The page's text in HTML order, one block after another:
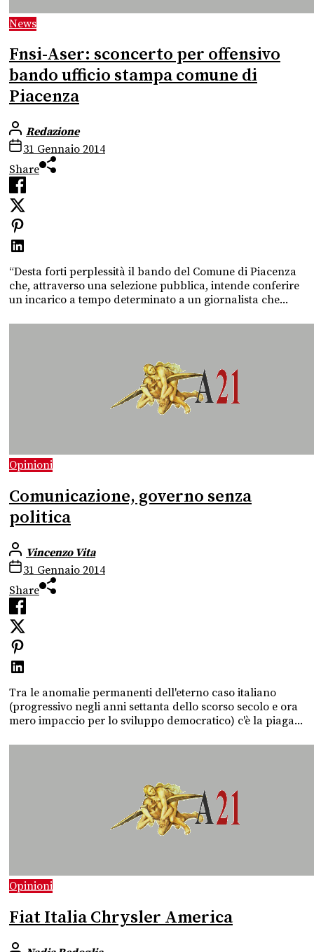
News
Fnsi-Aser: sconcerto per offensivo
bando ufficio stampa comune di
Piacenza
Redazione
31 Gennaio 2014
Share
“Desta forti perplessità il bando del Comune di Piacenza
che, attraverso una selezione pubblica, intende conferire
un incarico a tempo determinato a un giornalista che...
Opinioni
Comunicazione, governo senza
politica
Vincenzo Vita
31 Gennaio 2014
Share
Tra le anomalie permanenti dell'eterno caso italiano
(progressivo negli anni settanta dello scorso secolo e ora
mero impaccio per lo sviluppo democratico) c'è la piaga...
Opinioni
Fiat Italia Chrysler America